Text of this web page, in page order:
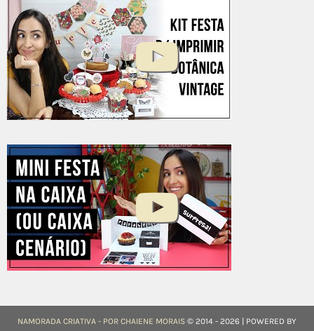
NAMORADA CRIATIVA - POR CHAIENE MORAIS © 2014 - 2026 | POWERED BY